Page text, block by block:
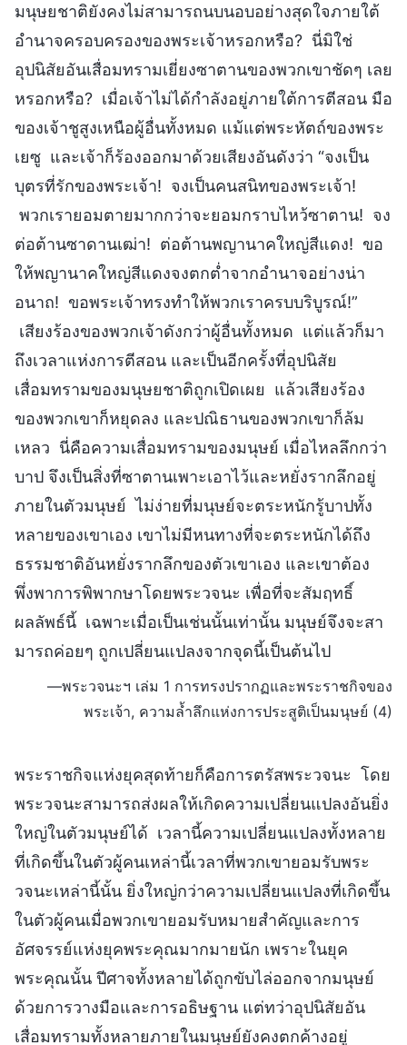
มนุษยชาติยังคงไม่สามารถนบนอบอย่างสุดใจภายใต้
อำนาจครอบครองของพระเจ้าหรอกหรือ? นี่มิใช่
อุปนิสัยอันเสื่อมทรามเยี่ยงซาตานของพวกเขาชัดๆ เลย
หรอกหรือ? เมื่อเจ้าไม่ได้กำลังอยู่ภายใต้การตีสอน มือ
ของเจ้าชูสูงเหนือผู้อื่นทั้งหมด แม้แต่พระหัตถ์ของพระ
เยซู และเจ้าก็ร้องออกมาด้วยเสียงอันดังว่า “จงเป็น
บุตรที่รักของพระเจ้า! จงเป็นคนสนิทของพระเจ้า!
พวกเรายอมตายมากกว่าจะยอมกราบไหว้ซาตาน! จง
ต่อต้านซาดานเฒ่า! ต่อต้านพญานาคใหญ่สีแดง! ขอ
ให้พญานาคใหญ่สีแดงจงตกต่ำจากอำนาจอย่างน่า
อนาถ! ขอพระเจ้าทรงทำให้พวกเราครบบริบูรณ์!”
เสียงร้องของพวกเจ้าดังกว่าผู้อื่นทั้งหมด แต่แล้วก็มา
ถึงเวลาแห่งการตีสอน และเป็นอีกครั้งที่อุปนิสัย
เสื่อมทรามของมนุษยชาติถูกเปิดเผย แล้วเสียงร้อง
ของพวกเขาก็หยุดลง และปณิธานของพวกเขาก็ล้ม
เหลว นี่คือความเสื่อมทรามของมนุษย์ เมื่อไหลลึกกว่า
บาป จึงเป็นสิ่งที่ซาตานเพาะเอาไว้และหยั่งรากลึกอยู่
ภายในตัวมนุษย์ ไม่ง่ายที่มนุษย์จะตระหนักรู้บาปทั้ง
หลายของเขาเอง เขาไม่มีหนทางที่จะตระหนักได้ถึง
ธรรมชาติอันหยั่งรากลึกของตัวเขาเอง และเขาต้อง
พึ่งพาการพิพากษาโดยพระวจนะ เพื่อที่จะสัมฤทธิ์
ผลลัพธ์นี้ เฉพาะเมื่อเป็นเช่นนั้นเท่านั้น มนุษย์จึงจะสา
มารถค่อยๆ ถูกเปลี่ยนแปลงจากจุดนี้เป็นต้นไป
—พระวจนะฯ เล่ม 1 การทรงปรากฏและพระราชกิจของ
พระเจ้า, ความล้ำลึกแห่งการประสูติเป็นมนุษย์ (4)
พระราชกิจแห่งยุคสุดท้ายก็คือการตรัสพระวจนะ โดย
พระวจนะสามารถส่งผลให้เกิดความเปลี่ยนแปลงอันยิ่ง
ใหญ่ในตัวมนุษย์ได้ เวลานี้ความเปลี่ยนแปลงทั้งหลาย
ที่เกิดขึ้นในตัวผู้คนเหล่านี้เวลาที่พวกเขายอมรับพระ
วจนะเหล่านี้นั้น ยิ่งใหญ่กว่าความเปลี่ยนแปลงที่เกิดขึ้น
ในตัวผู้คนเมื่อพวกเขายอมรับหมายสำคัญและการ
อัศจรรย์แห่งยุคพระคุณมากมายนัก เพราะในยุค
พระคุณนั้น ปีศาจทั้งหลายได้ถูกขับไล่ออกจากมนุษย์
ด้วยการวางมือและการอธิษฐาน แต่ทว่าอุปนิสัยอัน
เสื่อมทรามทั้งหลายภายในมนุษย์ยังคงตกค้างอยู่